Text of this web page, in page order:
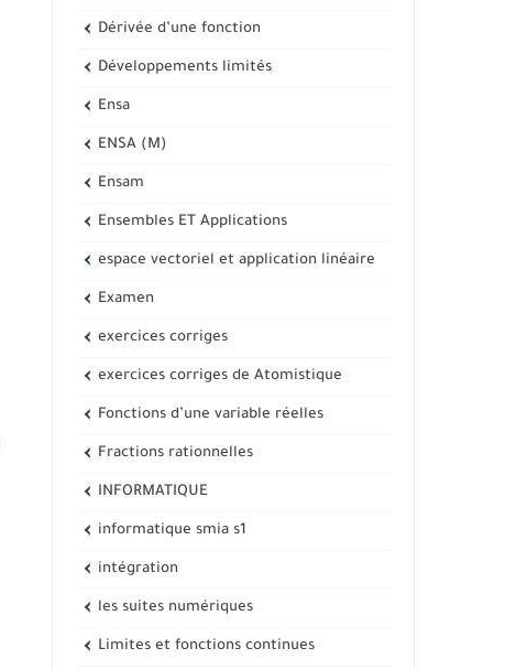
Dérivée d’une fonction
Développements limités
Ensa
ENSA (M)
Ensam
Ensembles ET Applications
espace vectoriel et application linéaire
Examen
exercices corriges
exercices corriges de Atomistique
Fonctions d’une variable réelles
Fractions rationnelles
INFORMATIQUE
informatique smia s1
intégration
les suites numériques
Limites et fonctions continues